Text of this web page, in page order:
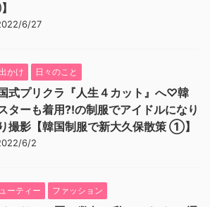
6/27
かけ 日々のこと
式プリクラ『人生４カット』へ♡韓
ターも着用⁈の制服でアイドルになり
撮影【韓国制服で新大久保散策 ①】
6/2
ーティー ファッション